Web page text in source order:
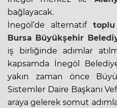
bağlayacak.
İnegöl’de alternatif toplu
Bursa Büyükşehir
iş birliğinde adımlar
kapsamda İnegöl
yakın zaman önce
Sistemler Daire Başkanı
araya gelerek somut